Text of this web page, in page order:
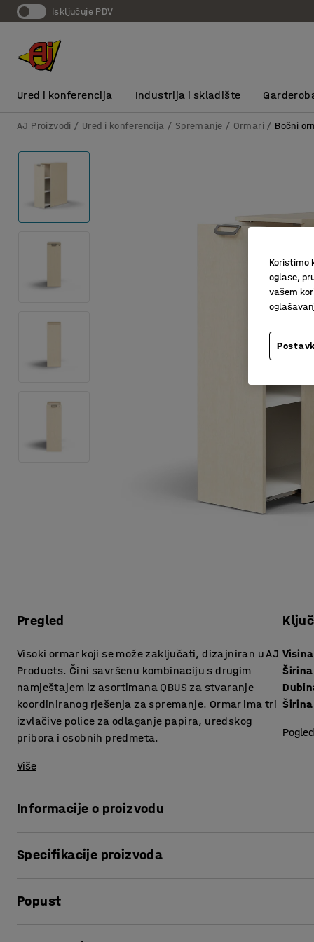
Isključuje PDV
Ured i konferencija Industrija i skladište
AJ Proizvodi Ured i konferencija Spremanje Ormari Bočni
Pregled
Visoki ormar koji se može zaključati, dizajniran u AJ
Products. Čini savršenu kombinaciju s drugim
namještajem iz asortimana QBUS za stvaranje
koordiniranog rješenja za spremanje. Ormar ima tri
izvlačive police za odlaganje papira, uredskog
pribora i osobnih predmeta.
Više
Visina
Širina
Informacije o proizvodu
Praktičan bočni ormarić je komad namještaja koji štedi
Zbog svoje visine, ormar se može postaviti pored stola
Specifikacije proizvoda
Širina: 400
Popust
Ispis stranice
Koristimo
oglase,
vašem